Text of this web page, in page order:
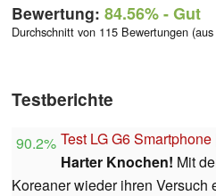
Bewertung: 84.56%- Gut
Durchschnitt von 115 Bewertungen
Testberichte
90.2% Test LG G6 Smartphone
Harter Knochen! Mit
Koreaner wieder ihren Versuch